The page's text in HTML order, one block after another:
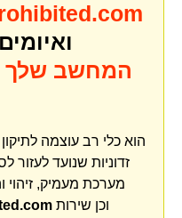
המחשב שלך
זדוניות שנועד
מערכת מעמיק, זיהוי